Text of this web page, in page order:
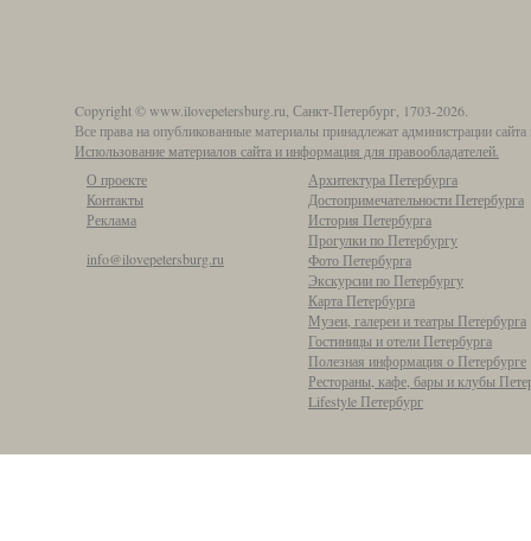
Copyright © www.ilovepetersburg.ru, Санкт-Петербург, 1703-2026.
Все права на опубликованные материалы принадлежат администрации
Использование материалов сайта и информация для правообладателей.
О проекте
Контакты
Реклама
info@ilovepetersburg.ru
Архитектура Петербурга
Достопримечательности Петербурга
История Петербурга
Прогулки по Петербургу
Фото Петербурга
Экскурсии по Петербургу
Карта Петербурга
Музеи, галереи и театры Петербурга
Гостиницы и отели Петербурга
Полезная информация о Петербурге
Рестораны, кафе, бары и клубы
Lifestyle Петербург